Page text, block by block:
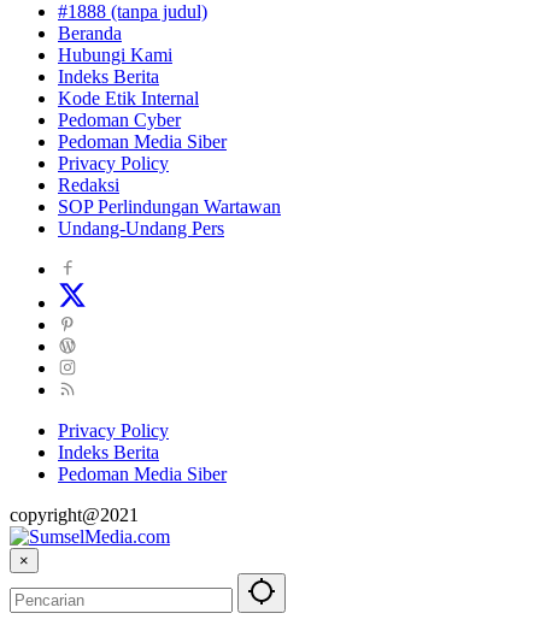
#1888 (tanpa judul)
Beranda
Hubungi Kami
Indeks Berita
Kode Etik Internal
Pedoman Cyber
Pedoman Media Siber
Privacy Policy
Redaksi
SOP Perlindungan Wartawan
Undang-Undang Pers
Privacy Policy
Indeks Berita
Pedoman Media Siber
copyright@2021
×